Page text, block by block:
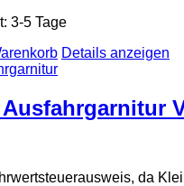
3-5 Tage
Details anzeigen
da